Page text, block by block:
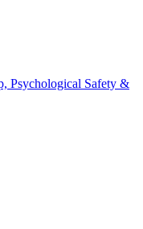
Psychological Safety &